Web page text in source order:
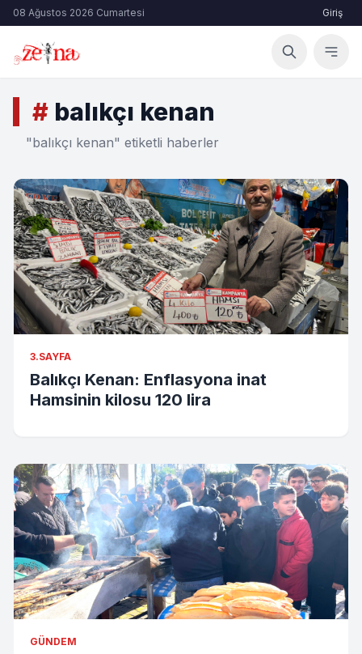
08 Ağustos 2026 Cumartesi Giriş
# balıkçı kenan
"balıkçı kenan" etiketli haberler
3.SAYFA
Balıkçı Kenan: Enflasyona inat
Hamsinin kilosu 120 lira
GÜNDEM